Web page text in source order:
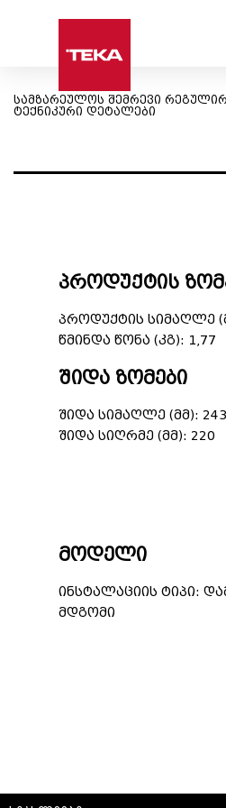
სამზარეულოს შემრევი
ტექნიკური დეტალები
პროდუქტის
პროდუქტის სიმაღლე
წმინდა წონა (კგ): 1,77
შიდა ზომები
შიდა სიმაღლე (მმ): 243
შიდა სიღრმე (მმ): 220
მოდელი
ინსტალაციის ტიპი:
მდგომი